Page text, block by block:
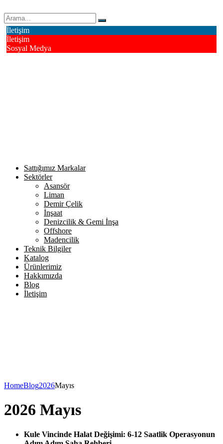
İletişim
İletişim
Sosyal Medya
Sattığımız Markalar
Sektörler
Asansör
Liman
Demir Çelik
İnşaat
Denizcilik & Gemi İnşa
Offshore
Madencilik
Teknik Bilgiler
Katalog
Ürünlerimiz
Hakkımızda
Blog
İletişim
HomeBlog2026Mayıs
2026 Mayıs
Kule Vincinde Halat Değişimi: 6-12 Saatlik Operasyonun